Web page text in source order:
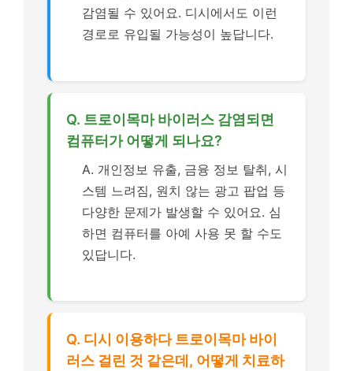
감염될 수 있어요. 디시에서도 이런
경로로 유입될 가능성이 높답니다.
Q. 트로이목마 바이러스 감염되면
컴퓨터가 어떻게 되나요?
A. 개인정보 유출, 금융 정보 탈취, 시
스템 느려짐, 원치 않는 광고 팝업 등
다양한 문제가 발생할 수 있어요. 심
하면 컴퓨터를 아예 사용 못 할 수도
있답니다.
Q. 디시 이용하다 트로이목마 바이
러스 걸린 것 같은데, 어떻게 치료하